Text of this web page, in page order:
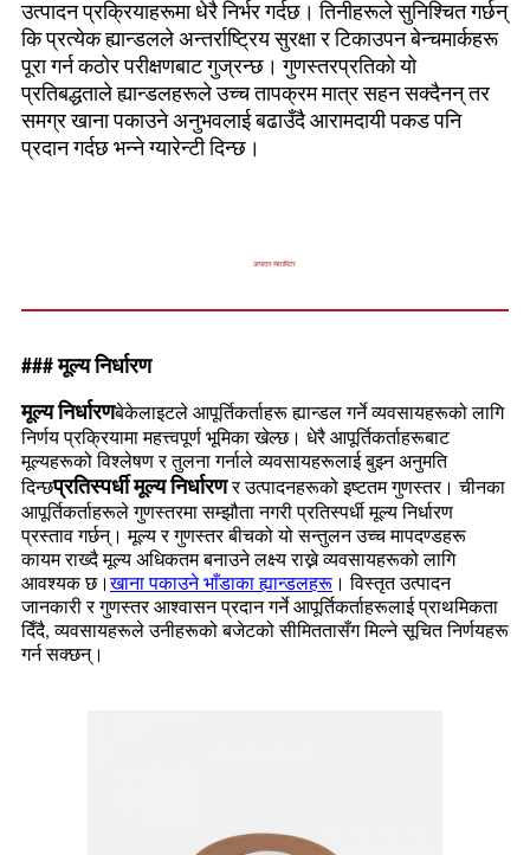
उत्पादन प्रक्रियाहरूमा धेरै निर्भर गर्दछ। तिनीहरूले सुनिश्चित गर्छन्
कि प्रत्येक ह्यान्डलले अन्तर्राष्ट्रिय सुरक्षा र टिकाउपन बेन्चमार्कहरू
पूरा गर्न कठोर परीक्षणबाट गुज्रन्छ। गुणस्तरप्रतिको यो
प्रतिबद्धताले ह्यान्डलहरूले उच्च तापक्रम मात्र सहन सक्दैनन् तर
समग्र खाना पकाउने अनुभवलाई बढाउँदै आरामदायी पकड पनि
प्रदान गर्दछ भन्ने ग्यारेन्टी दिन्छ।
उत्पादन प्यारामिटर
### मूल्य निर्धारण
मूल्य निर्धारणबेकेलाइटले आपूर्तिकर्ताहरू ह्यान्डल गर्ने व्यवसायहरूको लागि
निर्णय प्रक्रियामा महत्त्वपूर्ण भूमिका खेल्छ। धेरै आपूर्तिकर्ताहरूबाट
मूल्यहरूको विश्लेषण र तुलना गर्नाले व्यवसायहरूलाई बुझ्न अनुमति
दिन्छप्रतिस्पर्धी मूल्य निर्धारण र उत्पादनहरूको इष्टतम गुणस्तर। चीनका
आपूर्तिकर्ताहरूले गुणस्तरमा सम्झौता नगरी प्रतिस्पर्धी मूल्य निर्धारण
प्रस्ताव गर्छन्। मूल्य र गुणस्तर बीचको यो सन्तुलन उच्च मापदण्डहरू
कायम राख्दै मूल्य अधिकतम बनाउने लक्ष्य राख्ने व्यवसायहरूको लागि
आवश्यक छ।खाना पकाउने भाँडाका ह्यान्डलहरू । विस्तृत उत्पादन
जानकारी र गुणस्तर आश्वासन प्रदान गर्ने आपूर्तिकर्ताहरूलाई प्राथमिकता
दिँदै, व्यवसायहरूले उनीहरूको बजेटको सीमिततासँग मिल्ने सूचित निर्णयहरू
गर्न सक्छन्।